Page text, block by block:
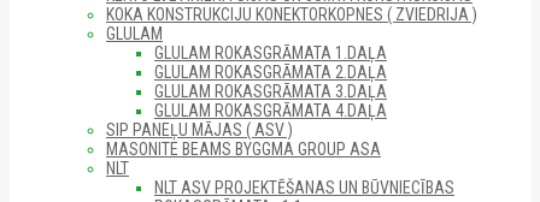
KOKA KONSTRUKCIJU KONEKTORKOPNES ( ZVIEDRIJA )
GLULAM
GLULAM ROKASGRĀMATA 1.DAĻA
GLULAM ROKASGRĀMATA 2.DAĻA
GLULAM ROKASGRĀMATA 3.DAĻA
GLULAM ROKASGRĀMATA 4.DAĻA
SIP PANEĻU MĀJAS ( ASV )
MASONITE BEAMS BYGGMA GROUP ASA
NLT
NLT ASV PROJEKTĒŠANAS UN BŪVNIECĪBAS